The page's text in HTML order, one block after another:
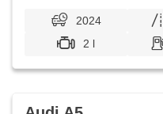
2024
2 l